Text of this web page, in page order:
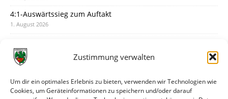
Zustimmung verwalten
Um dir ein optimales Erlebnis zu bieten, verwenden wir Technologien wie
Cookies, um Geräteinformationen zu speichern und/oder darauf
4:1-Auswärtssieg zum Auftakt
1. August 2026
31. Juli 2026
30. Juli 2026